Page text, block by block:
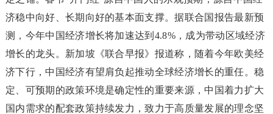
济稳中向好、长期向好的基本面支撑。据联合国报告最新预
测，今年中国经济增长将加速达到4.8%，成为带动区域经济
增长的龙头。新加坡《联合早报》报道称，随着今年欧美经
济下行，中国经济有望肩负起推动全球经济增长的重任。稳
定、可预期的政策环境是确定性的重要来源，中国着力扩大
国内需求的配套政策持续发力，致力于高质量发展的理念坚